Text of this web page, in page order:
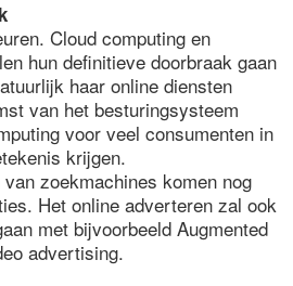
Cloud computing en
hun definitieve doorbraak gaan
haar online diensten
van het besturingsysteem
voor veel consumenten in
krijgen.
zoekmachines komen nog
Het online adverteren zal ook
met bijvoorbeeld Augmented
advertising.